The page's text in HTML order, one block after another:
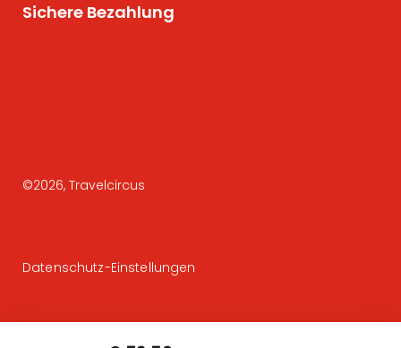
Sichere Bezahlung
©2026, Travelcircus
Datenschutz-Einstellungen